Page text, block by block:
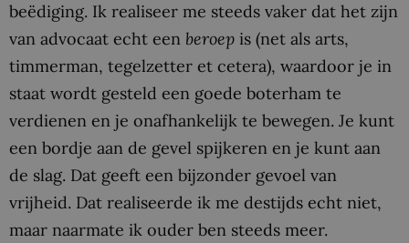
beëdiging. Ik realiseer me steeds vaker dat het zijn
van advocaat echt een beroep is (net als arts,
timmerman, tegelzetter et cetera), waardoor je in
staat wordt gesteld een goede boterham te
verdienen en je onafhankelijk te bewegen. Je kunt
een bordje aan de gevel spijkeren en je kunt aan
de slag. Dat geeft een bijzonder gevoel van
vrijheid. Dat realiseerde ik me destijds echt niet,
maar naarmate ik ouder ben steeds meer.